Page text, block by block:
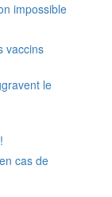
impossible
vaccins
le
cas de